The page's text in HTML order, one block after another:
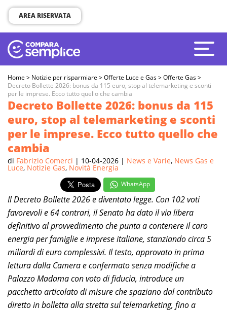
AREA RISERVATA
Home > Notizie per risparmiare >Offerte Luce e Gas>Offerte Gas>
Decreto Bollette 2026: bonus da 115 euro, stop al telemarketing e sconti
per le imprese. Ecco tutto quello che cambia
Decreto Bollette 2026: bonus da 115
euro, stop al telemarketing e sconti
per le imprese. Ecco tutto quello che
cambia
di Fabrizio Comerci | 10-04-2026 | News e Varie, News Gas e
Luce, Notizie Gas, Novità Energia
WhatsApp
Il Decreto Bollette 2026 e diventato legge. Con 102 voti
favorevoli e 64 contrari, il Senato ha dato il via libera
definitivo al provvedimento che punta a contenere il caro
energia per famiglie e imprese italiane, stanziando circa 5
miliardi di euro complessivi. Il testo, approvato in prima
lettura dalla Camera e confermato senza modifiche a
Palazzo Madama con voto di fiducia, introduce un
pacchetto articolato di misure che spaziano dal contributo
diretto in bolletta alla stretta sul telemarketing, fino a